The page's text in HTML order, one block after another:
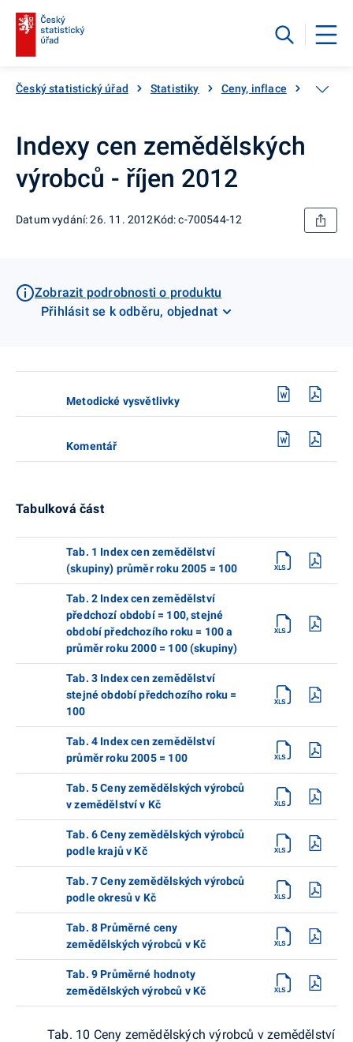
Český statistický úřad Statistiky Ceny, inflace Ceny
Indexy cen zemědělských
výrobců - říjen 2012
Datum vydání: 26. 11. 2012Kód: c-700544-12
Zobrazit podrobnosti o produktu
Přihlásit se k odběru, objednat
Metodické vysvětlivky
Komentář
Tabulková část
Tab. 1 Index cen zemědělství
(skupiny) průměr roku 2005 = 100
Tab. 2 Index cen zemědělství
předchozí období = 100, stejné
období předchozího roku = 100 a
průměr roku 2000 = 100 (skupiny)
Tab. 3 Index cen zemědělství
stejné období předchozího roku =
100
Tab. 4 Index cen zemědělství
průměr roku 2005 = 100
Tab. 5 Ceny zemědělských výrobců
v zemědělství v Kč
Tab. 6 Ceny zemědělských výrobců
podle krajů v Kč
Tab. 7 Ceny zemědělských výrobců
podle okresů v Kč
Tab. 8 Průměrné ceny
zemědělských výrobců v Kč
Tab. 9 Průměrné hodnoty
zemědělských výrobců v Kč
Tab. 10 Ceny zemědělských výrobců v zemědělství